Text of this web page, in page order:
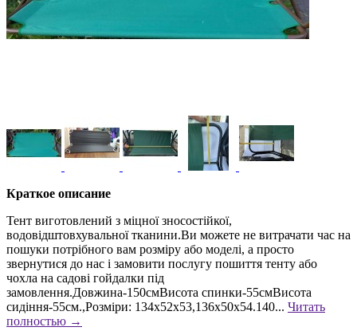
Краткое описание
Тент виготовлений з міцної зносостійкої,
водовідштовхувальної тканини.Ви можете не витрачати час на
пошуки потрібного вам розміру або моделі, а просто
звернутися до нас і замовити послугу пошиття тенту або
чохла на садові гойдалки під
замовлення.Довжина-150смВисота спинки-55смВисота
сидіння-55см.,Розміри: 134х52х53,136х50х54.140... Читать
полностью →